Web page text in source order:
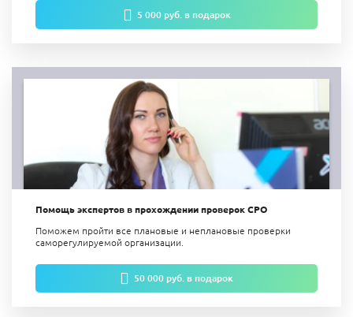
5 000 руб. в подарок
Помощь экспертов в прохождении проверок СРО
Поможем пройти все плановые и неплановые проверки
саморегулируемой организации.
50 000 руб. в подарок